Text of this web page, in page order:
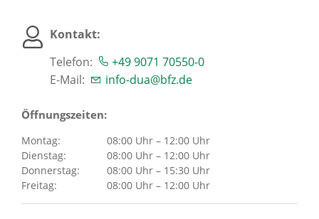
Öffnungszeiten:
Montag:
08:00 Uhr – 12:00 Uhr
Dienstag:
08:00 Uhr – 12:00 Uhr
Donnerstag:
08:00 Uhr – 15:30 Uhr
Freitag:
08:00 Uhr – 12:00 Uhr
Kontakt:
Telefon:
+49 9071 70550-0
E-Mail:
info-dua@bfz.de